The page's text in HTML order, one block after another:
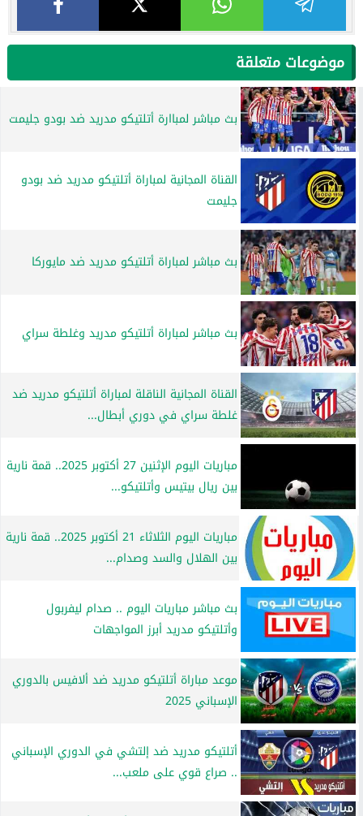
موضوعات متعلقة
بث مباشر لمباارة أتلتيكو مدريد ضد بودو جليمت
القناة المجانية لمباراة أتلتيكو مدريد ضد بودو
جليمت
بث مباشر لمباراة أتلتيكو مدريد ضد مايوركا
بث مباشر لمباراة أتلتيكو مدريد وغلطة سراي
القناة المجانية الناقلة لمباراة أتلتيكو مدريد ضد
غلطة سراي في دوري أبطال...
مباريات اليوم الإثنين 27 أكتوبر 2025.. قمة نارية
بين ريال بيتيس وأتلتيكو...
مباريات اليوم الثلاثاء 21 أكتوبر 2025.. قمة نارية
بين الهلال والسد وصدام...
بث مباشر مباريات اليوم .. صدام ليفربول
وأتلتيكو مدريد أبرز المواجهات
موعد مباراة أتلتيكو مدريد ضد ألافيس بالدوري
الإسباني 2025
أتلتيكو مدريد ضد إلتشي في الدوري الإسباني
.. صراع قوي على ملعب...